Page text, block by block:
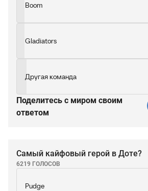
Boom
Gladiators
Другая команда
Поделитесь c миром своим
ответом
Самый кайфовый герой в Доте?
6219 ГОЛОСОВ
Pudge